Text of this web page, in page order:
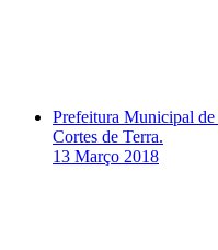
Prefeitura Municipal
Cortes de Terra.
13 Março 2018